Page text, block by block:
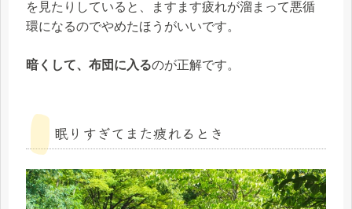
を見たりしていると、ますます疲れが溜まって悪循
環になるのでやめたほうがいいです。
暗くして、布団に入るのが正解です。
眠りすぎてまた疲れるとき